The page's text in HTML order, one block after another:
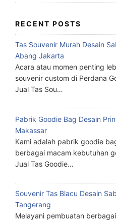
RECENT POSTS
Tas Souvenir Murah Desain
Abang Jakarta
Acara atau momen penting
souvenir custom di Perdana
Jual Tas Sou…
Pabrik Goodie Bag Desain
Makassar
Kami adalah pabrik goodie
berbagai macam kebutuhan
Jual Tas Goodie…
Souvenir Tas Blacu Desain
Tangerang
Melayani pembuatan